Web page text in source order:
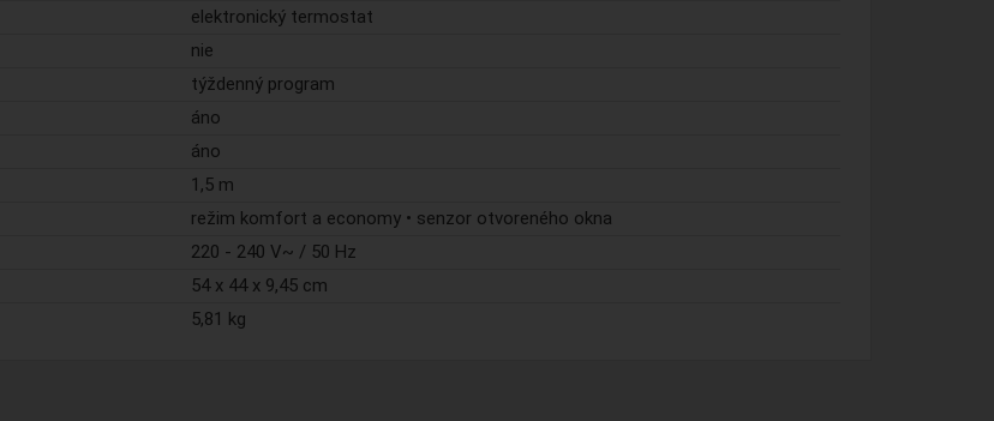
elektronický termostat
nie
týždenný program
áno
áno
1,5 m
režim komfort a economy • senzor otvoreného okna
220 - 240 V~ / 50 Hz
54 x 44 x 9,45 cm
5,81 kg